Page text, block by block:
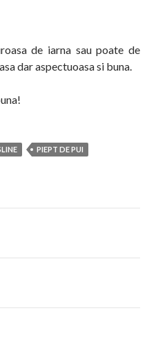
de iarna sau poate de
dar aspectuoasa si buna.
PIEPT DE PUI